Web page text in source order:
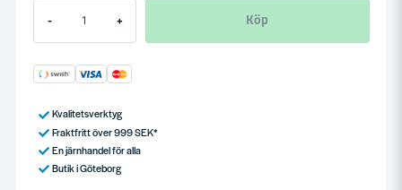
- + Köp
Kvalitetsverktyg
Fraktfritt över 999 SEK*
En järnhandel för alla
Butik i Göteborg